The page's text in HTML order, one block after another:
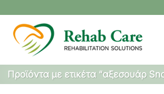
στο
περιεχόμενο
Προϊόντα με ετικέτα “αξεσουάρ